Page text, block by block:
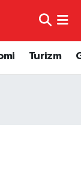
Turizm